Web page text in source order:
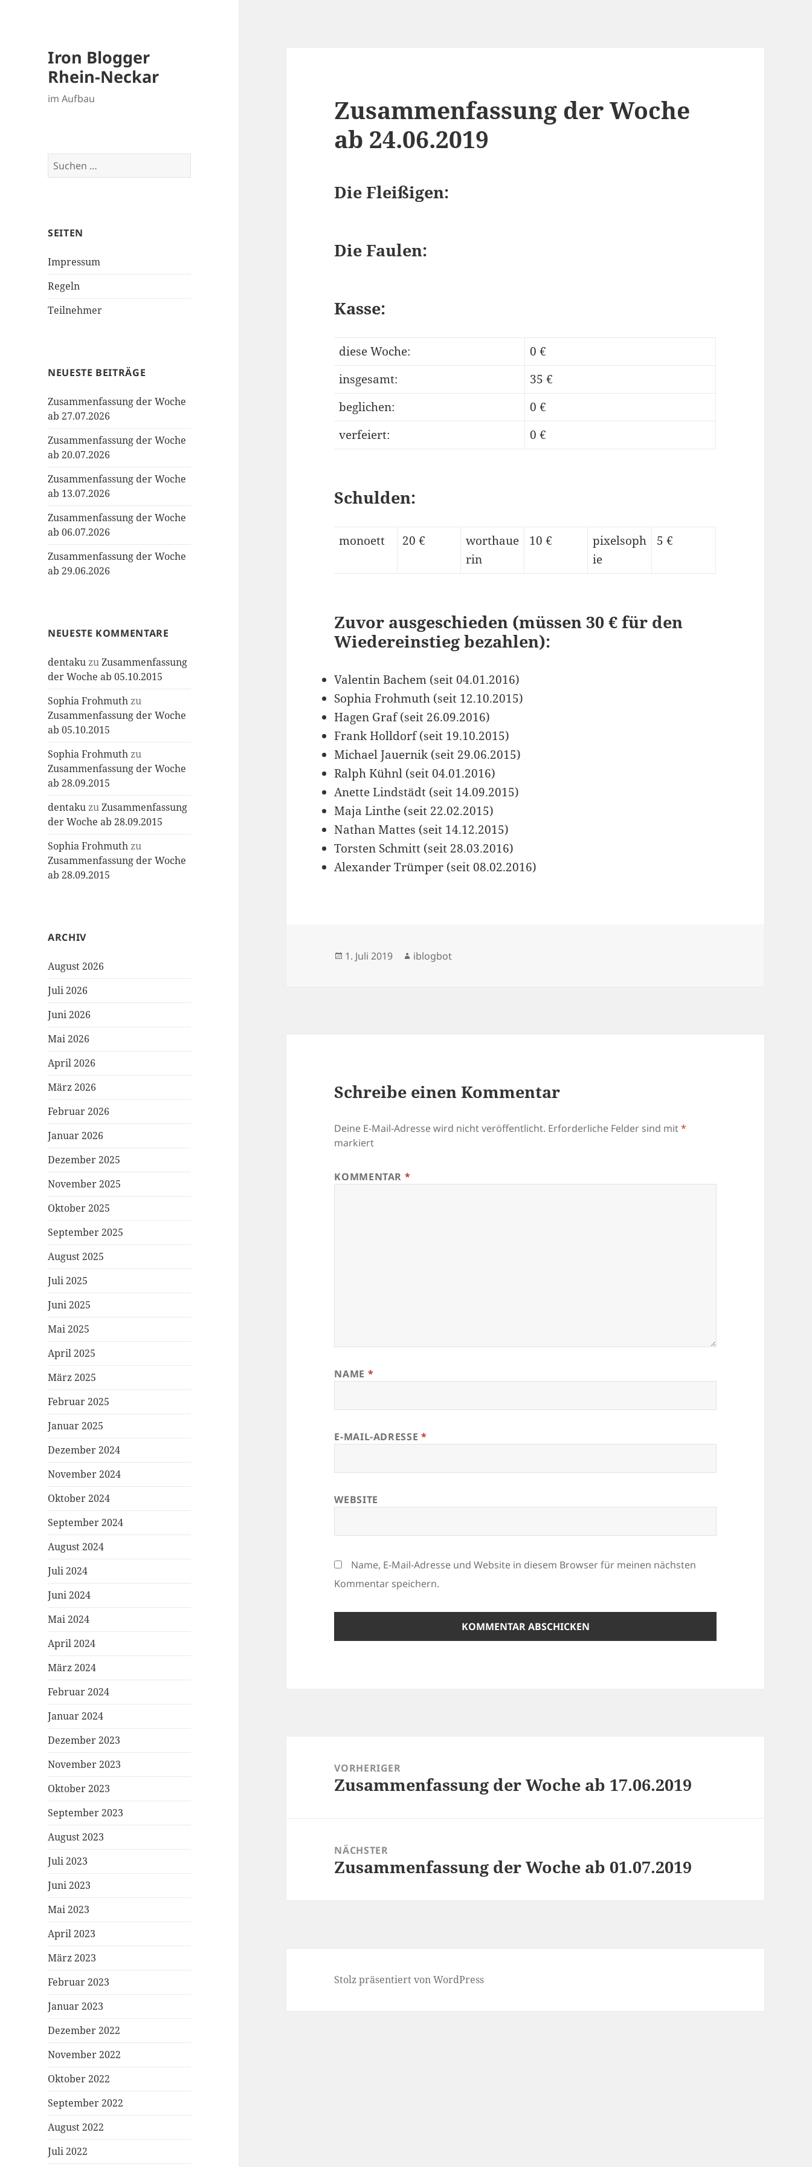
Iron Blogger
Rhein-Neckar
im Aufbau
Suchen
nach:
SEITEN
Impressum
Regeln
Teilnehmer
NEUESTE BEITRÄGE
Zusammenfassung der Woche
ab 27.07.2026
Zusammenfassung der Woche
ab 20.07.2026
Zusammenfassung der Woche
ab 13.07.2026
Zusammenfassung der Woche
ab 06.07.2026
Zusammenfassung der Woche
ab 29.06.2026
NEUESTE KOMMENTARE
dentakuzuZusammenfassung
der Woche ab 05.10.2015
Sophia Frohmuthzu
Zusammenfassung der Woche
ab 05.10.2015
Sophia Frohmuthzu
Zusammenfassung der Woche
ab 28.09.2015
dentakuzuZusammenfassung
der Woche ab 28.09.2015
Sophia Frohmuthzu
Zusammenfassung der Woche
ab 28.09.2015
ARCHIV
August 2026
Juli 2026
Juni 2026
Mai 2026
April 2026
März 2026
Februar 2026
Januar 2026
Dezember 2025
November 2025
Oktober 2025
September 2025
August 2025
Juli 2025
Juni 2025
Mai 2025
April 2025
März 2025
Februar 2025
Januar 2025
Dezember 2024
November 2024
Oktober 2024
September 2024
August 2024
Juli 2024
Juni 2024
Mai 2024
April 2024
März 2024
Februar 2024
Januar 2024
Dezember 2023
November 2023
Oktober 2023
September 2023
August 2023
Juli 2023
Juni 2023
Mai 2023
April 2023
März 2023
Februar 2023
Januar 2023
Dezember 2022
November 2022
Oktober 2022
September 2022
August 2022
Juli 2022
Zusammenfassung der Woche
ab 24.06.2019
Die Fleißigen:
Die Faulen:
Kasse:
diese Woche:
0 €
insgesamt:
35 €
beglichen:
0 €
verfeiert:
0 €
Schulden:
monoett 20 €
worthaue
rin
10 €
pixelsoph
ie
5 €
Zuvor ausgeschieden (müssen 30 € für den
Wiedereinstieg bezahlen):
Valentin Bachem (seit 04.01.2016)
Sophia Frohmuth (seit 12.10.2015)
Hagen Graf (seit 26.09.2016)
Frank Holldorf (seit 19.10.2015)
Michael Jauernik (seit 29.06.2015)
Ralph Kühnl (seit 04.01.2016)
Anette Lindstädt (seit 14.09.2015)
Maja Linthe (seit 22.02.2015)
Nathan Mattes (seit 14.12.2015)
Torsten Schmitt (seit 28.03.2016)
Alexander Trümper (seit 08.02.2016)
Veröffentlicht
1. Juli 2019 Autor
iblogbot
Schreibe einen Kommentar
Deine E-Mail-Adresse wird nicht veröffentlicht. Erforderliche Felder sind mit*
markiert
KOMMENTAR *
NAME *
E-MAIL-ADRESSE *
WEBSITE
Name, E-Mail-Adresse und Website in diesem Browser für meinen nächsten
Kommentar speichern.
VORHERIGER
Vorheriger
Zusammenfassung der Woche ab 17.06.2019
NÄCHSTER
Nächster
Zusammenfassung der Woche ab 01.07.2019
Stolz präsentiert von WordPress